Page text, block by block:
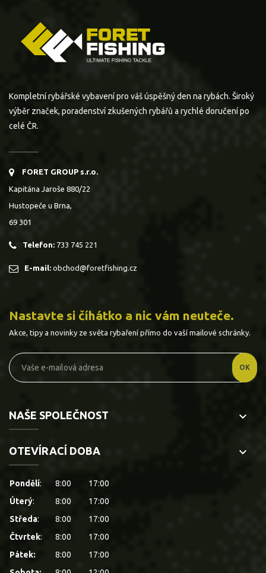
Kompletní rybářské vybavení pro váš úspěšný den na rybách. Široký
výběr značek, poradenství zkušených rybářů a rychlé doručení po
celé ČR.
FORET GROUP s.r.o.
Kapitána Jaroše 880/22
Hustopeče u Brna,
69 301
Telefon: 733 745 221
E-mail: obchod@foretfishing.cz
Nastavte si číhátko a nic vám neuteče.
Akce, tipy a novinky ze světa rybaření přímo do vaší mailové schránky.
NAŠE SPOLEČNOST keyboard_arrow_down
OTEVÍRACÍ DOBA keyboard_arrow_down
Pondělí: 8:00
17:00
Úterý: 8:00
17:00
Středa: 8:00
17:00
Čtvrtek: 8:00
17:00
Pátek:
8:00
17:00